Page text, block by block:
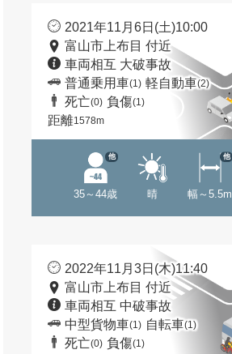
2021年11月6日(土)10:00
富山市上布目 付近
車両相互 大破事故
普通乗用車(1) 軽自動車(2)
死亡(0) 負傷(1)
距離1578m
35～44歳
他
晴 幅～5.5m
他
2022年11月3日(木)11:40
富山市上布目 付近
車両相互 中破事故
中型貨物車(1) 自転車(1)
死亡(0) 負傷(1)